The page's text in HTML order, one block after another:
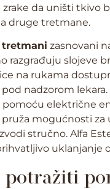
da uništi tkivo
druge tretmane.
tretmani zasnovani
razgrađuju slojeve
na rukama
nadzorom lekara.
pomoću električne
mogućnosti za
stručno. Alfa
uklanjanje
potražiti